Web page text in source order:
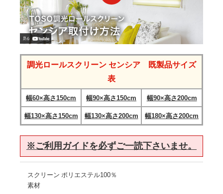
調光ロールスクリーン センシア 既製品サイズ
表
幅60×高さ150cm 幅90×高さ150cm 幅90×高さ200cm
幅130×高さ150cm 幅130×高さ200cm 幅180×高さ200cm
※ご利用ガイドを必ずご一読下さいませ。
スクリーン
素材
ポリエステル100％